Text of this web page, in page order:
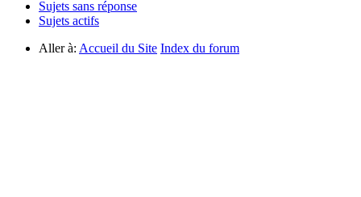
Sujets sans réponse
Sujets actifs
Aller à: Accueil du Site Index du forum